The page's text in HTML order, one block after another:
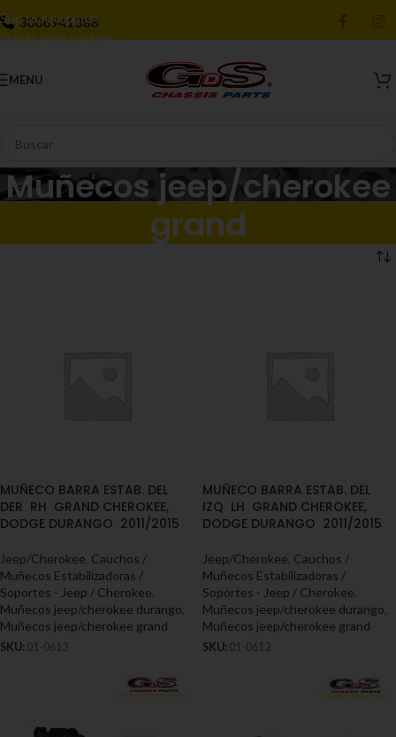
Skip to navigation
Skip to main content
3006941388
MENU
Muñecos jeep/cherokee
grand
MUÑECO BARRA ESTAB. DEL
DER RH GRAND CHEROKEE,
DODGE DURANGO 2011/2015
Jeep/Cherokee Cauchos /
Muñecos Estabilizadoras /
Soportes - Jeep / Cherokee
Muñecos jeep/cherokee durango
Muñecos jeep/cherokee grand
SKU: 01-0613
MUÑECO BARRA ESTAB. DEL
IZQ LH GRAND CHEROKEE,
DODGE DURANGO 2011/2015
Jeep/Cherokee Cauchos /
Muñecos Estabilizadoras /
Soportes - Jeep / Cherokee
Muñecos jeep/cherokee durango
Muñecos jeep/cherokee grand
SKU: 01-0612